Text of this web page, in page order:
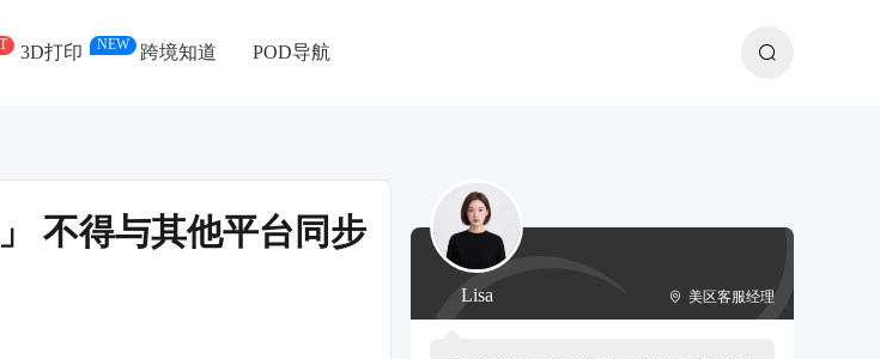
3D打印 NEW 跨境知道 POD导航
不得与其他平台同步
Lisa 美区客服经理